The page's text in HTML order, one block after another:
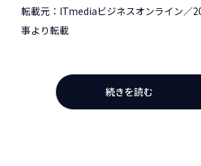
転載元：ITmediaビジネスオンライン／
事より転載
続きを読む